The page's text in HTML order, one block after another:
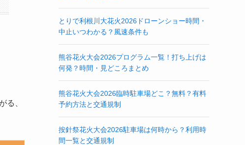
る、
とりで利根川大花火2026ドローンショー時間・
中止いつわかる？風速条件も
熊谷花火大会2026プログラム一覧！打ち上げは
何発？時間・見どころまとめ
熊谷花火大会2026臨時駐車場どこ？無料？有料
予約方法と交通規制
按針祭花火大会2026駐車場は何時から？利用時
間一覧と交通規制